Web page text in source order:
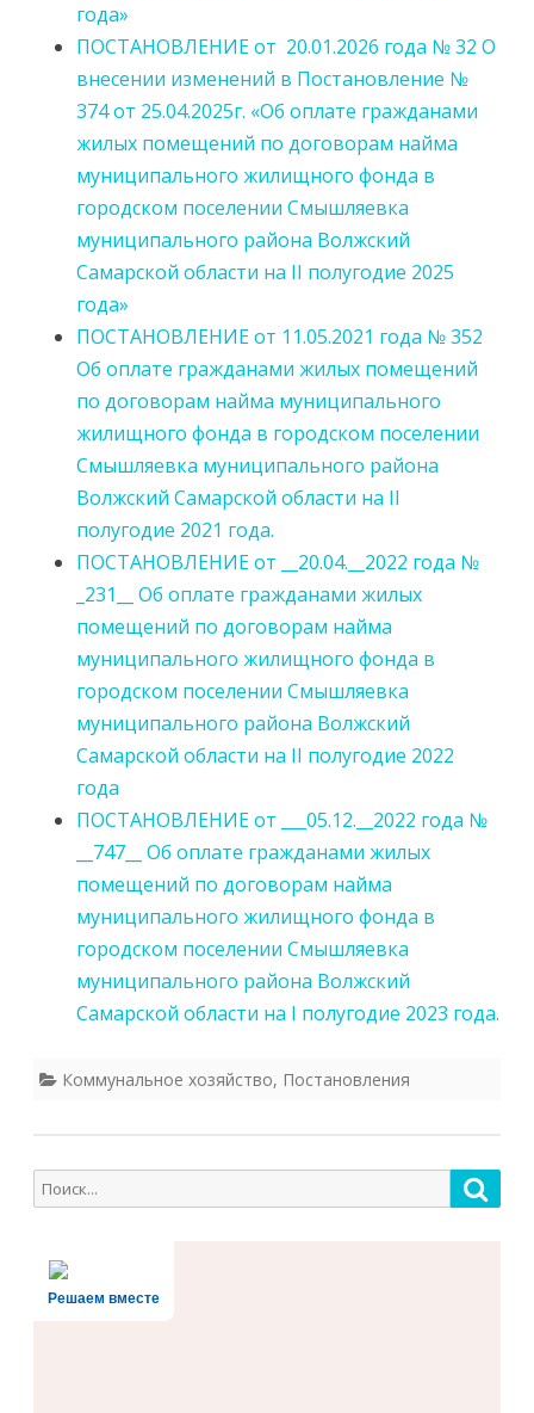
года»
ПОСТАНОВЛЕНИЕ от 20.01.2026 года № 32 О
внесении изменений в Постановление №
374 от 25.04.2025г. «Об оплате гражданами
жилых помещений по договорам найма
муниципального жилищного фонда в
городском поселении Смышляевка
муниципального района Волжский
Самарской области на II полугодие 2025
года»
ПОСТАНОВЛЕНИЕ от 11.05.2021 года № 352
Об оплате гражданами жилых помещений
по договорам найма муниципального
жилищного фонда в городском поселении
Смышляевка муниципального района
Волжский Самарской области на II
полугодие 2021 года.
ПОСТАНОВЛЕНИЕ от __20.04.__2022 года №
_231__ Об оплате гражданами жилых
помещений по договорам найма
муниципального жилищного фонда в
городском поселении Смышляевка
муниципального района Волжский
Самарской области на II полугодие 2022
года
ПОСТАНОВЛЕНИЕ от ___05.12.__2022 года №
__747__ Об оплате гражданами жилых
помещений по договорам найма
муниципального жилищного фонда в
городском поселении Смышляевка
муниципального района Волжский
Самарской области на I полугодие 2023 года.
Коммунальное хозяйство, Постановления
Поиск
для:
Решаем вместе